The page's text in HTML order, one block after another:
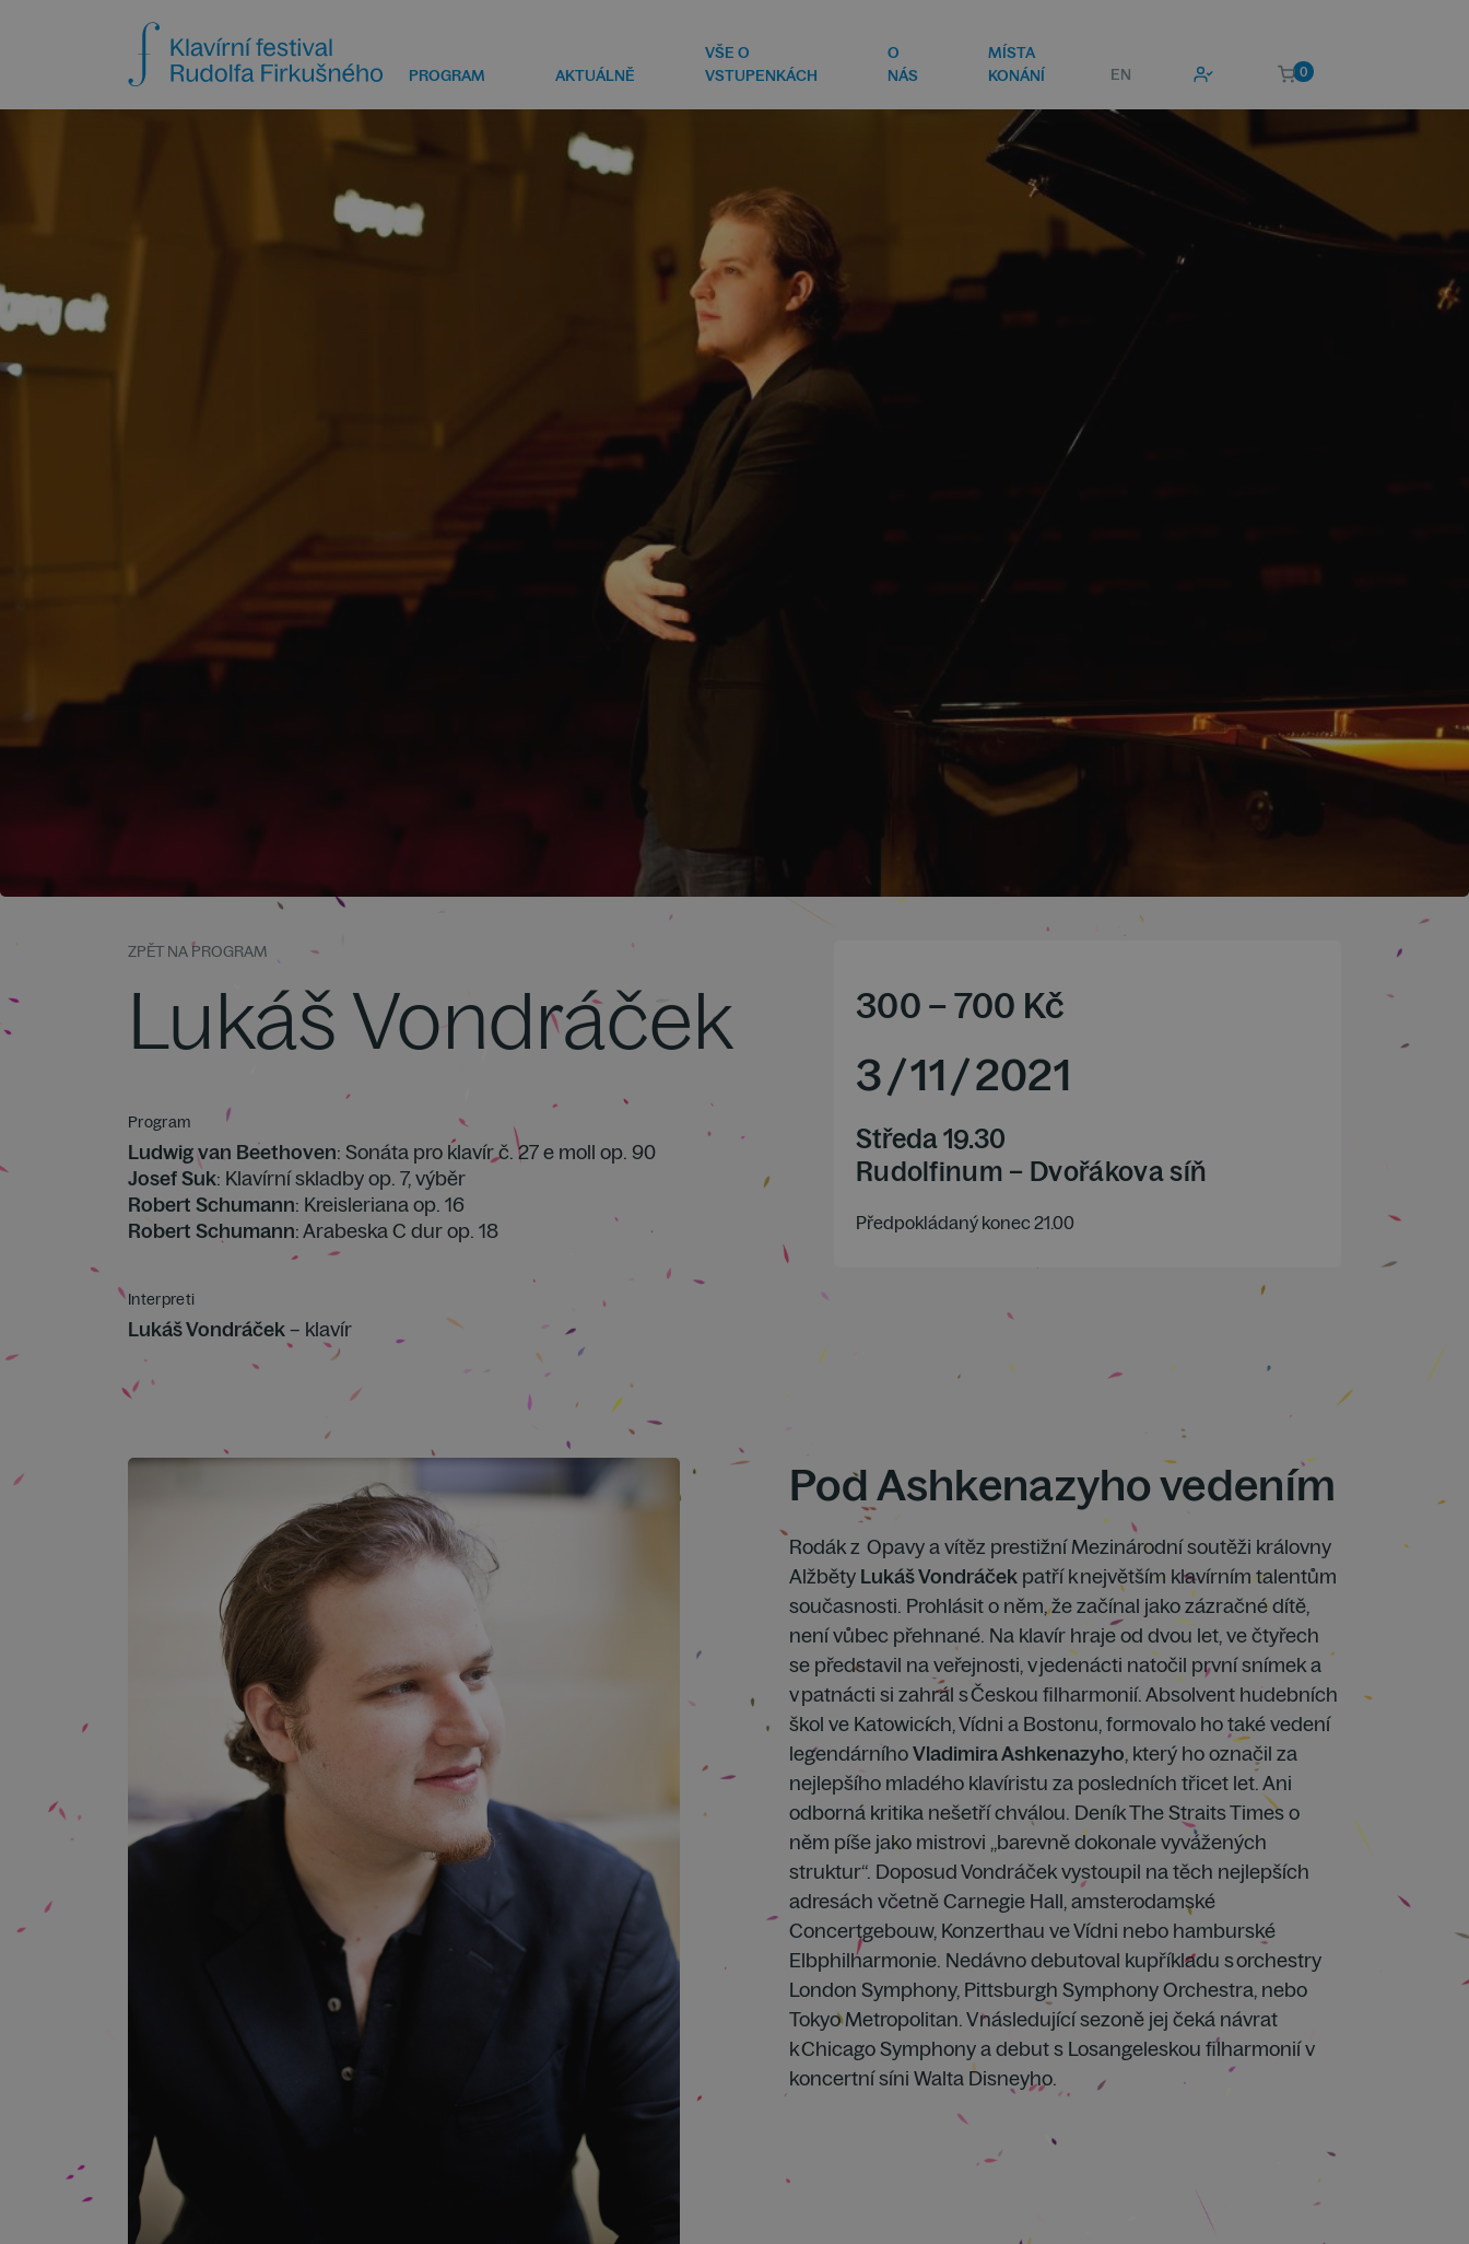
PROGRAM AKTUÁLNĚ
VŠE O
VSTUPENKÁCH
O
NÁS
MÍSTA
KONÁNÍ
EN 0
ZPĚT NA PROGRAM
Lukáš Vondráček
Program
Ludwig van Beethoven: Sonáta pro klavír č. 27 e moll op. 90
Josef Suk: Klavírní skladby op. 7, výběr
Robert Schumann: Kreisleriana op. 16
Robert Schumann: Arabeska C dur op. 18
Interpreti
Lukáš Vondráček– klavír
300 – 700 Kč
3/11/2021
Středa 19.30
Rudolfinum – Dvořákova síň
Předpokládaný konec 21.00
Pod Ashkenazyho vedením
Rodák z Opavy a vítěz prestižní Mezinárodní soutěži královny
Alžběty Lukáš Vondráček patří k největším klavírním talentům
současnosti. Prohlásit o něm, že začínal jako zázračné dítě,
není vůbec přehnané. Na klavír hraje od dvou let, ve čtyřech
se představil na veřejnosti, v jedenácti natočil první snímek a
v patnácti si zahrál s Českou filharmonií. Absolvent hudebních
škol ve Katowicích, Vídni a Bostonu, formovalo ho také vedení
legendárníhoVladimira Ashkenazyho, který ho označil za
nejlepšího mladého klavíristu za posledních třicet let. Ani
odborná kritika nešetří chválou. Deník The Straits Times o
něm píše jako mistrovi „barevně dokonale vyvážených
struktur“. Doposud Vondráček vystoupil na těch nejlepších
adresách včetně Carnegie Hall, amsterodamské
Concertgebouw, Konzerthau ve Vídni nebo hamburské
Elbphilharmonie. Nedávno debutoval kupříkladu s orchestry
London Symphony, Pittsburgh Symphony Orchestra, nebo
Tokyo Metropolitan. V následující sezoně jej čeká návrat
k Chicago Symphony a debut s Losangeleskou filharmonií v
koncertní síni Walta Disneyho.